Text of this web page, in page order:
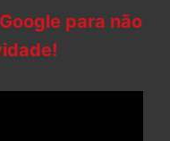
para não